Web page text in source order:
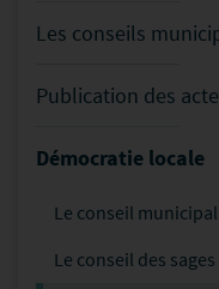
Les conseils
Publication des
Démocratie locale
Le conseil
Le conseil des sages